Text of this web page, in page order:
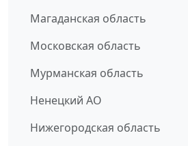
Магаданская область
Московская область
Мурманская область
Ненецкий АО
Нижегородская область